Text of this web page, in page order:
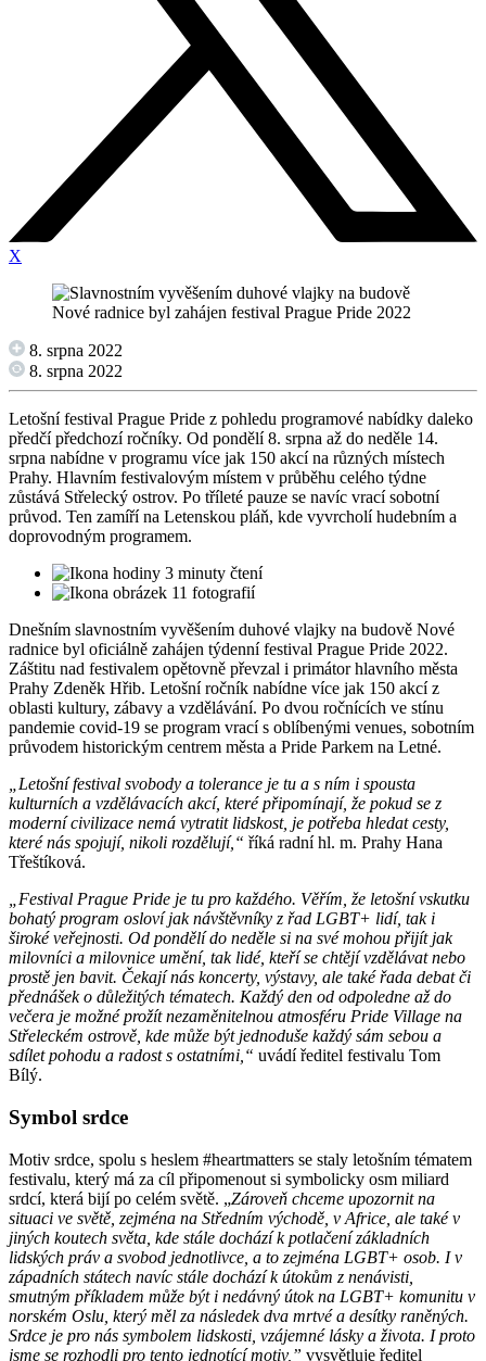
X
8. srpna 2022
8. srpna 2022
Letošní festival Prague Pride z pohledu programové nabídky daleko
předčí předchozí ročníky. Od pondělí 8. srpna až do neděle 14.
srpna nabídne v programu více jak 150 akcí na různých místech
Prahy. Hlavním festivalovým místem v průběhu celého týdne
zůstává Střelecký ostrov. Po tříleté pauze se navíc vrací sobotní
průvod. Ten zamíří na Letenskou pláň, kde vyvrcholí hudebním a
doprovodným programem.
3 minuty čtení
11 fotografií
Dnešním slavnostním vyvěšením duhové vlajky na budově Nové
radnice byl oficiálně zahájen týdenní festival Prague Pride 2022.
Záštitu nad festivalem opětovně převzal i primátor hlavního města
Prahy Zdeněk Hřib. Letošní ročník nabídne více jak 150 akcí z
oblasti kultury, zábavy a vzdělávání. Po dvou ročnících ve stínu
pandemie covid-19 se program vrací s oblíbenými venues, sobotním
průvodem historickým centrem města a Pride Parkem na Letné.
„Letošní festival svobody a tolerance je tu a s ním i spousta
kulturních a vzdělávacích akcí, které připomínají, že pokud se z
moderní civilizace nemá vytratit lidskost, je potřeba hledat cesty,
které nás spojují, nikoli rozdělují,“ říká radní hl. m. Prahy Hana
Třeštíková.
„Festival Prague Pride je tu pro každého. Věřím, že letošní vskutku
bohatý program osloví jak návštěvníky z řad LGBT+ lidí, tak i
široké veřejnosti. Od pondělí do neděle si na své mohou přijít jak
milovníci a milovnice umění, tak lidé, kteří se chtějí vzdělávat nebo
prostě jen bavit. Čekají nás koncerty, výstavy, ale také řada debat či
přednášek o důležitých tématech. Každý den od odpoledne až do
večera je možné prožít nezaměnitelnou atmosféru Pride Village na
Střeleckém ostrově, kde může být jednoduše každý sám sebou a
sdílet pohodu a radost s ostatními,“ uvádí ředitel festivalu Tom
Bílý.
Symbol srdce
Motiv srdce, spolu s heslem #heartmatters se staly letošním tématem
festivalu, který má za cíl připomenout si symbolicky osm miliard
srdcí, která bijí po celém světě. „Zároveň chceme upozornit na
situaci ve světě, zejména na Středním východě, v Africe, ale také v
jiných koutech světa, kde stále dochází k potlačení základních
lidských práv a svobod jednotlivce, a to zejména LGBT+ osob. I v
západních státech navíc stále dochází k útokům z nenávisti,
smutným příkladem může být i nedávný útok na LGBT+ komunitu v
norském Oslu, který měl za následek dva mrtvé a desítky raněných.
Srdce je pro nás symbolem lidskosti, vzájemné lásky a života. I proto
jsme se rozhodli pro tento jednotící motiv,” vysvětluje ředitel